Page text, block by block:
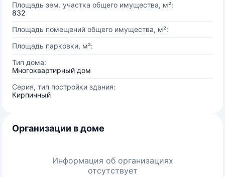
Площадь зем. участка общего имущества, м²:
832
Площадь помещений общего имущества, м²:
Площадь парковки, м²:
Тип дома:
Многоквартирный дом
Серия, тип постройки здания:
Кирпичный
Организации в доме
Информация об организациях
отсутствует